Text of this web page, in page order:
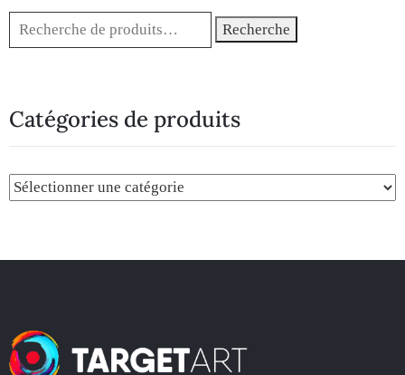
Recherche
Catégories de produits